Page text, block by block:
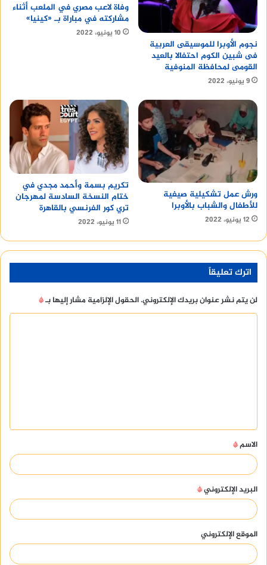
نجوم الأوبرا للموسيقى العربية
فى شبين الكوم احتفالا بالعيد
القومى لمحافظة المنوفية
9 يونيو، 2022
وفاة لاعب مصري في الملعب أثناء
مشاركته في مباراة بـ «كينيا»
10 يونيو، 2022
ورش عمل تشكيلية صيفية
للأطفال والشباب بالأوبرا
12 يونيو، 2022
تكريم بسمة وأحمد مجدي في
ختام النسخة السادسة لمهرجان
تري كور الفرنسي بالقاهرة
11 يونيو، 2022
اترك تعليقاً
لن يتم نشر عنوان بريدك الإلكتروني.الحقول الإلزامية مشار إليها بـ*
ق
*
الاسم*
البريد الإلكتروني*
الموقع الإلكتروني